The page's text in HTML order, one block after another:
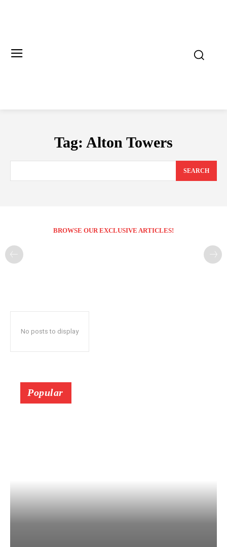
Tag: Alton Towers
SEARCH
BROWSE OUR EXCLUSIVE ARTICLES!
No posts to display
Popular